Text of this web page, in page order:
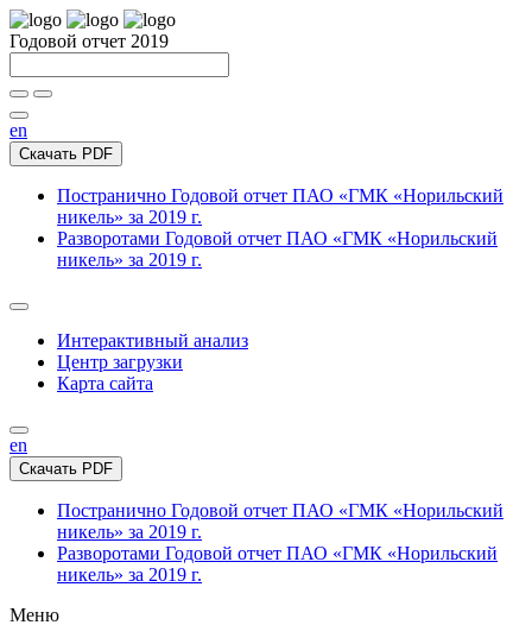
Годовой отчет 2019
en
Скачать PDF
Постранично Годовой отчет ПАО «ГМК «Норильский
никель» за 2019 г.
Разворотами Годовой отчет ПАО «ГМК «Норильский
никель» за 2019 г.
Интерактивный анализ
Центр загрузки
Карта сайта
en
Скачать PDF
Постранично Годовой отчет ПАО «ГМК «Норильский
никель» за 2019 г.
Разворотами Годовой отчет ПАО «ГМК «Норильский
никель» за 2019 г.
Меню